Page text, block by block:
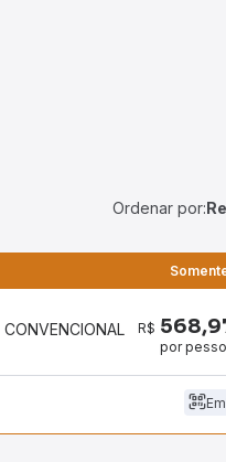
Ordenar por:
CONVENCIONAL R$
por